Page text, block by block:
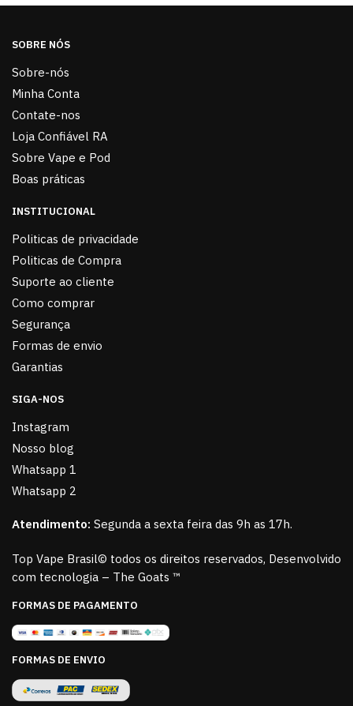
SOBRE NÓS
Sobre-nós
Minha Conta
Contate-nos
Loja Confiável RA
Sobre Vape e Pod
Boas práticas
INSTITUCIONAL
Politicas de privacidade
Politicas de Compra
Suporte ao cliente
Como comprar
Segurança
Formas de envio
Garantias
SIGA-NOS
Instagram
Nosso blog
Whatsapp 1
Whatsapp 2
Atendimento: Segunda a sexta feira das 9h as 17h.
Top Vape Brasil© todos os direitos reservados, Desenvolvido
com tecnologia – The Goats ™
FORMAS DE PAGAMENTO
FORMAS DE ENVIO